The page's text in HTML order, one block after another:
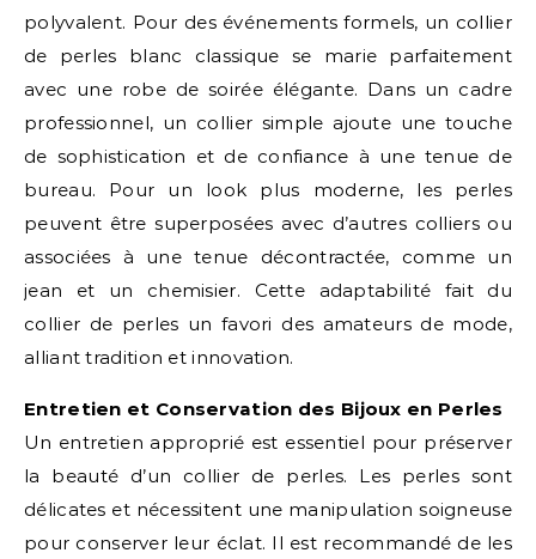
polyvalent. Pour des événements formels, un collier
de perles blanc classique se marie parfaitement
avec une robe de soirée élégante. Dans un cadre
professionnel, un collier simple ajoute une touche
de sophistication et de confiance à une tenue de
bureau. Pour un look plus moderne, les perles
peuvent être superposées avec d’autres colliers ou
associées à une tenue décontractée, comme un
jean et un chemisier. Cette adaptabilité fait du
collier de perles un favori des amateurs de mode,
alliant tradition et innovation.
Entretien et Conservation des Bijoux en Perles
Un entretien approprié est essentiel pour préserver
la beauté d’un collier de perles. Les perles sont
délicates et nécessitent une manipulation soigneuse
pour conserver leur éclat. Il est recommandé de les